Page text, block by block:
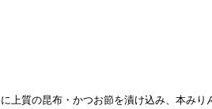
上質の昆布・かつお節を漬け込み、本みり